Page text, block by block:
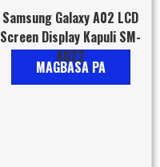
Samsung Galaxy A02 LCD
Screen Display Kapuli SM-
A022
MAGBASA PA